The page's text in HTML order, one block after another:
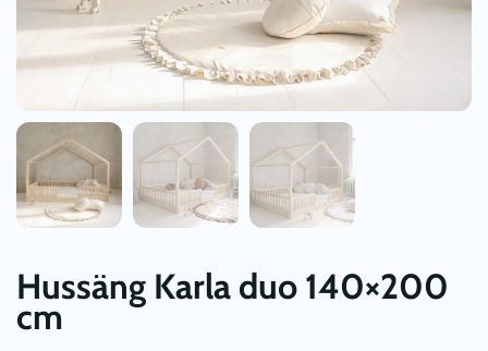
Hussäng Karla duo 140×200
cm